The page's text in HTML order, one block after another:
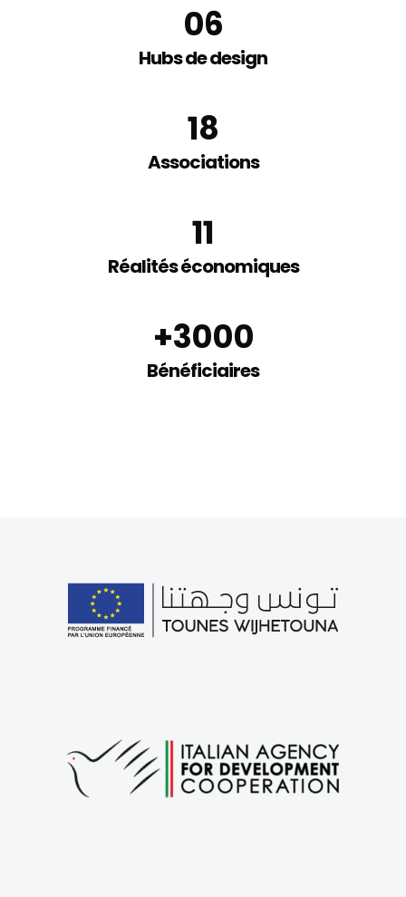
les associations
et réalités économiques
06
Hubs de design
18
Associations
11
Réalités économiques
+3000
Bénéficiaires